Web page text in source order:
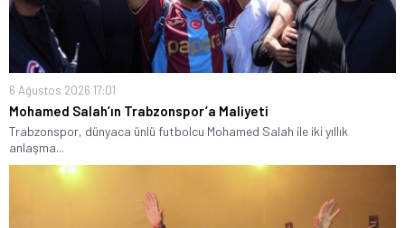
6 Ağustos 2026 17:01
Mohamed Salah’ın Trabzonspor’a Maliyeti
Trabzonspor, dünyaca ünlü futbolcu Mohamed Salah ile iki yıllık
anlaşma...